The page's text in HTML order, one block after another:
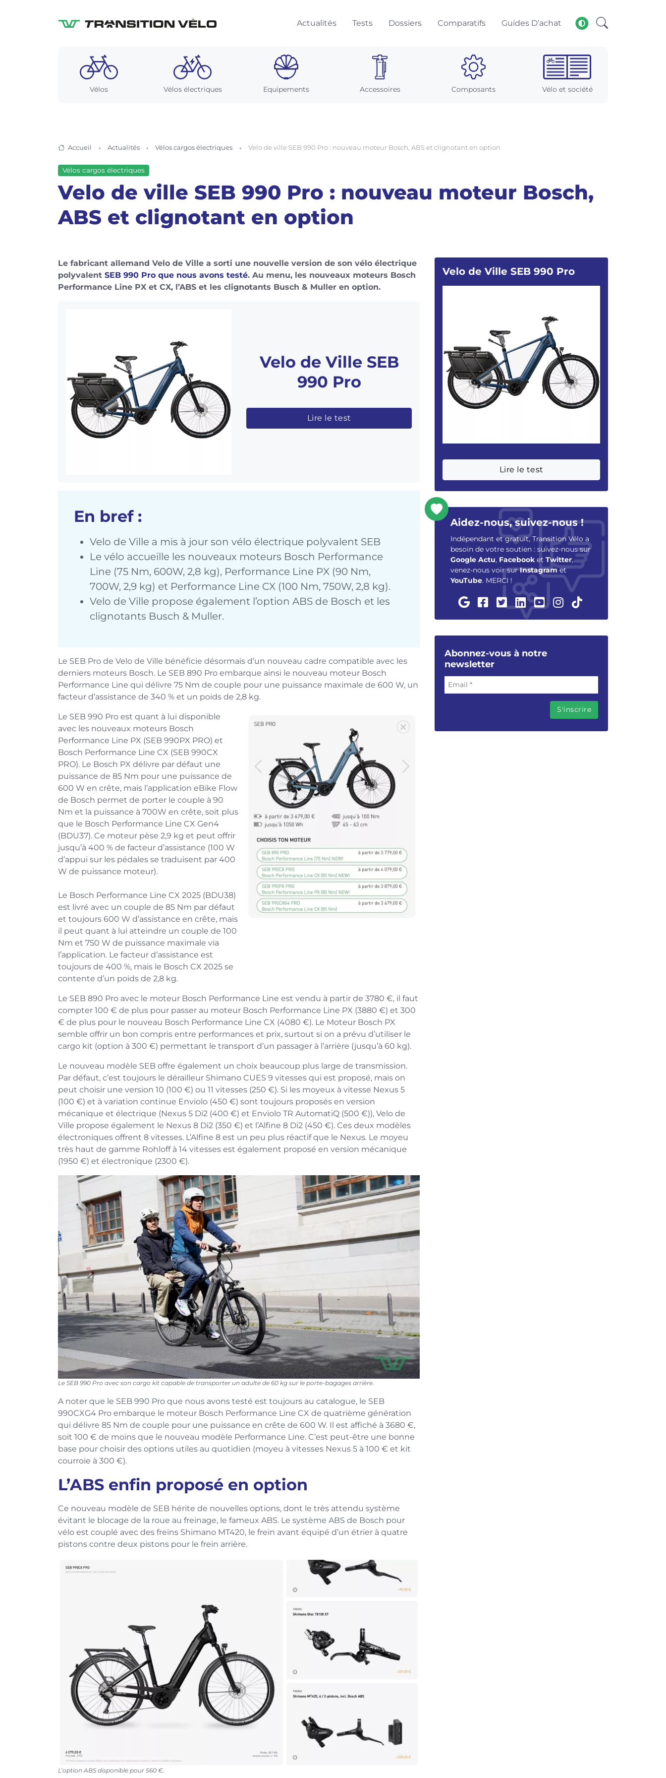
Actualités Tests Dossiers Comparatifs Guides D’achat
Vélos Vélos électriques Equipements Accessoires Composants Vélo et société
Accueil Actualités Vélos cargos électriques Velo de ville SEB 990 Pro : nouveau moteur Bosch, ABS et clignotant en option
Vélos cargos électriques
Velo de ville SEB 990 Pro : nouveau moteur Bosch,
ABS et clignotant en option
Le fabricant allemand Velo de Ville a sorti une nouvelle version de son vélo électrique
polyvalent SEB 990 Pro que nous avons testé. Au menu, les nouveaux moteurs Bosch
Performance Line PX et CX, l’ABS et les clignotants Busch & Muller en option.
Velo de Ville SEB
990 Pro
Lire le test
En bref :
Velo de Ville a mis à jour son vélo électrique polyvalent SEB
Le vélo accueille les nouveaux moteurs Bosch Performance
Line (75 Nm, 600W, 2,8 kg), Performance Line PX (90 Nm,
700W, 2,9 kg) et Performance Line CX (100 Nm, 750W, 2,8 kg).
Velo de Ville propose également l’option ABS de Bosch et les
clignotants Busch & Muller.
Le SEB Pro de Velo de Ville bénéficie désormais d’un nouveau cadre compatible avec les
derniers moteurs Bosch. Le SEB 890 Pro embarque ainsi le nouveau moteur Bosch
Performance Line qui délivre 75 Nm de couple pour une puissance maximale de 600 W, un
facteur d’assistance de 340 % et un poids de 2,8 kg.
Le SEB 990 Pro est quant à lui disponible
avec les nouveaux moteurs Bosch
Performance Line PX (SEB 990PX PRO) et
Bosch Performance Line CX (SEB 990CX
PRO). Le Bosch PX délivre par défaut une
puissance de 85 Nm pour une puissance de
600 W en crête, mais l’application eBike Flow
de Bosch permet de porter le couple à 90
Nm et la puissance à 700W en crête, soit plus
que le Bosch Performance Line CX Gen4
(BDU37). Ce moteur pèse 2,9 kg et peut offrir
jusqu’à 400 % de facteur d’assistance (100 W
d’appui sur les pédales se traduisent par 400
W de puissance moteur).
Le Bosch Performance Line CX 2025 (BDU38)
est livré avec un couple de 85 Nm par défaut
et toujours 600 W d’assistance en crête, mais
il peut quant à lui atteindre un couple de 100
Nm et 750 W de puissance maximale via
l’application. Le facteur d’assistance est
toujours de 400 %, mais le Bosch CX 2025 se
contente d’un poids de 2,8 kg.
Le SEB 890 Pro avec le moteur Bosch Performance Line est vendu à partir de 3780 €, il faut
compter 100 € de plus pour passer au moteur Bosch Performance Line PX (3880 €) et 300
€ de plus pour le nouveau Bosch Performance Line CX (4080 €). Le Moteur Bosch PX
semble offrir un bon compris entre performances et prix, surtout si on a prévu d’utiliser le
cargo kit (option à 300 €) permettant le transport d’un passager à l’arrière (jusqu’à 60 kg).
Le nouveau modèle SEB offre également un choix beaucoup plus large de transmission.
Par défaut, c’est toujours le dérailleur Shimano CUES 9 vitesses qui est proposé, mais on
peut choisir une version 10 (100 €) ou 11 vitesses (250 €). Si les moyeux à vitesse Nexus 5
(100 €) et à variation continue Enviolo (450 €) sont toujours proposés en version
mécanique et électrique (Nexus 5 Di2 (400 €) et Enviolo TR AutomatiQ (500 €)), Velo de
Ville propose également le Nexus 8 Di2 (350 €) et l’Alfine 8 Di2 (450 €). Ces deux modèles
électroniques offrent 8 vitesses. L’Alfine 8 est un peu plus réactif que le Nexus. Le moyeu
très haut de gamme Rohloff à 14 vitesses est également proposé en version mécanique
(1950 €) et électronique (2300 €).
Le SEB 990 Pro avec son cargo kit capable de transporter un adulte de 60 kg sur le porte-bagages arrière.
A noter que le SEB 990 Pro que nous avons testé est toujours au catalogue, le SEB
990CXG4 Pro embarque le moteur Bosch Performance Line CX de quatrième génération
qui délivre 85 Nm de couple pour une puissance en crête de 600 W. Il est affiché à 3680 €,
soit 100 € de moins que le nouveau modèle Performance Line. C’est peut-être une bonne
base pour choisir des options utiles au quotidien (moyeu à vitesses Nexus 5 à 100 € et kit
courroie à 300 €).
L’ABS enfin proposé en option
Ce nouveau modèle de SEB hérite de nouvelles options, dont le très attendu système
évitant le blocage de la roue au freinage, le fameux ABS. Le système ABS de Bosch pour
vélo est couplé avec des freins Shimano MT420, le frein avant équipé d’un étrier à quatre
pistons contre deux pistons pour le frein arrière.
L’option ABS disponible pour 560 €.
Velo de Ville SEB 990 Pro
Lire le test
Aidez-nous, suivez-nous !
Indépendant et gratuit, Transition Vélo a
besoin de votre soutien : suivez-nous sur
Google Actu, Facebook et Twitter,
venez-nous voir surInstagramet
YouTube. MERCI !
Abonnez-vous à notre
newsletter